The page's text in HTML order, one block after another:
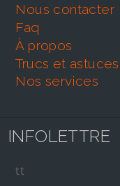
nous contacter
faq
À propos
trucs et astuces
nos services
INFOLETTRE
tt